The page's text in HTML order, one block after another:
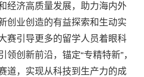
经济高质量发展，助力海内外
创业创造的有益探索和生动实
赛引导更多的留学人员着眼科
领创新前沿，锚定“专精特新”，
道，实现从科技到生产力的成